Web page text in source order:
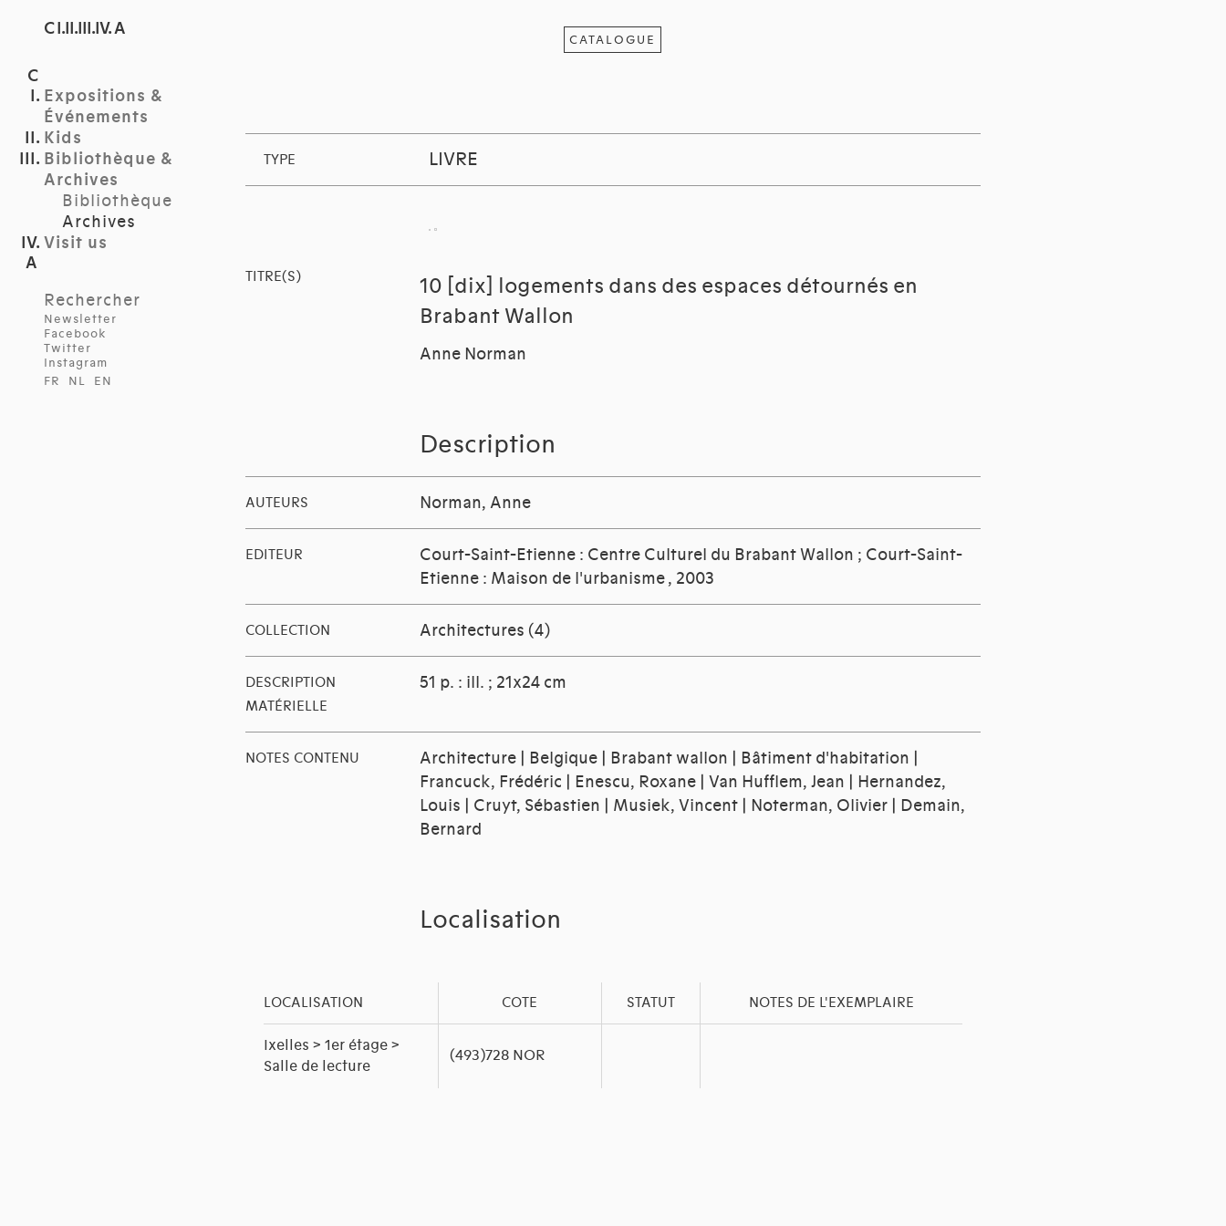
C I.II.III.IV. A
Expositions &
Événements
Kids
Bibliothèque &
Archives
Bibliothèque
Archives
Visit us
Rechercher
Newsletter
Facebook
Twitter
Instagram
FR
NL EN
CATALOGUE
TYPE LIVRE
TITRE(S)
10 [dix] logements dans des espaces détournés en
Brabant Wallon
Anne Norman
Description
AUTEURS Norman, Anne
EDITEUR
Court-Saint-Etienne : Centre Culturel du Brabant Wallon ; Court-Saint-
Etienne : Maison de l'urbanisme, 2003
COLLECTION Architectures (4)
DESCRIPTION
MATÉRIELLE
51 p. : ill. ; 21x24 cm
NOTES CONTENU
Architecture | Belgique | Brabant wallon | Bâtiment d'habitation |
Francuck, Frédéric | Enescu, Roxane | Van Hufflem, Jean | Hernandez,
Louis | Cruyt, Sébastien | Musiek, Vincent | Noterman, Olivier | Demain,
Bernard
Localisation
LOCALISATION COTE STATUT NOTES DE L'EXEMPLAIRE
Ixelles > 1er étage >
Salle de lecture
(493)728 NOR